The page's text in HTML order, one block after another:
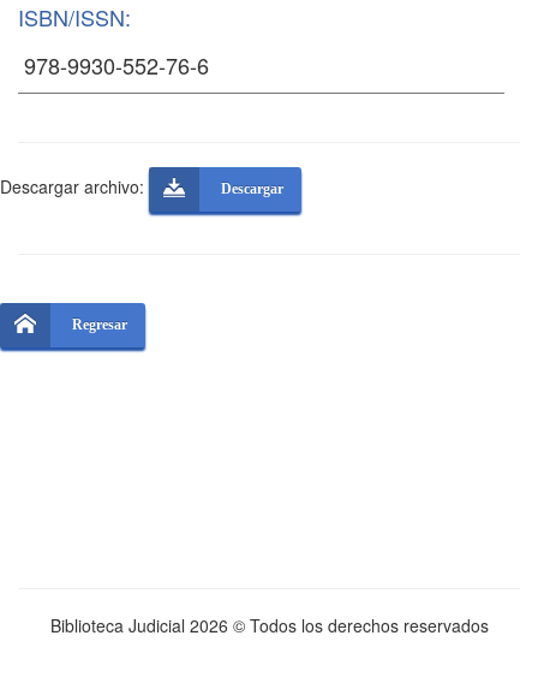
ISBN/ISSN:
Descargar archivo: Descargar
Regresar
Biblioteca Judicial 2026 © Todos los derechos reservados